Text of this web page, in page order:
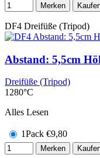
Merken
DF4 Dreifüße (Tripod)
Abstand: 5,5cm
Dreifüße (Tripod)
1280°C
Alles Lesen
1Pack €9,80
Merken